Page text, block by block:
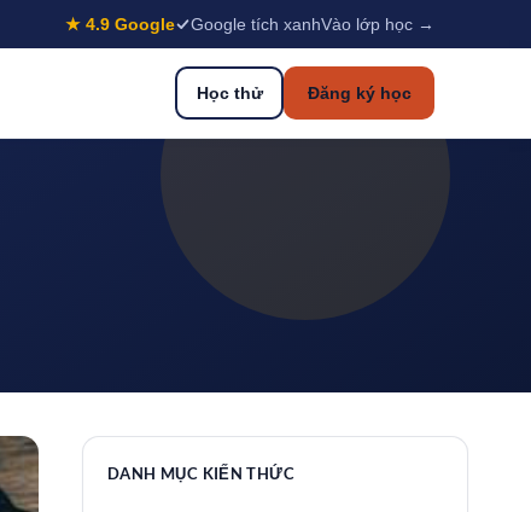
★ 4.9 Google Google tích xanhVào lớp học →
Học thử Đăng ký học
DANH MỤC KIẾN THỨC